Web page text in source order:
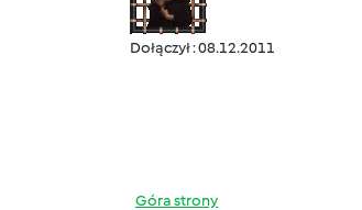
Dołączył : 08.12.2011
Góra strony